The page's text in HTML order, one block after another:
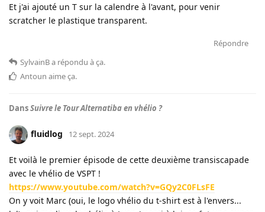
Et j'ai ajouté un T sur la calendre à l'avant, pour venir
scratcher le plastique transparent.
Répondre
SylvainBa répondu à ça.
Antoun aime ça.
DansSuivre le Tour Alternatiba en vhélio ?
fluidlog 12 sept. 2024
Et voilà le premier épisode de cette deuxième transiscapade
avec le vhélio de VSPT !
https://www.youtube.com/watch?v=GQy2C0FLsFE
On y voit Marc (oui, le logo vhélio du t-shirt est à l'envers...